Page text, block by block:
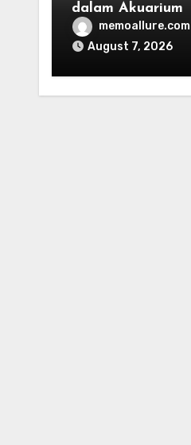
dalam Akuarium
memoallure.com
August 7, 2026